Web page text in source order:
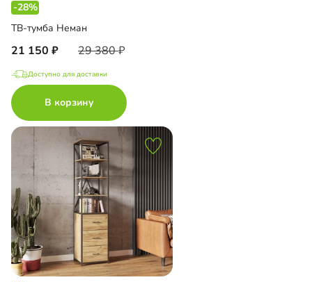
-28%
ТВ-тумба Неман
21 150 29 380
Доступно для доставки
В корзину